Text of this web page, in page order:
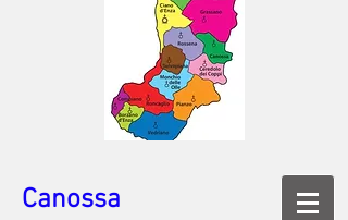
Canossa